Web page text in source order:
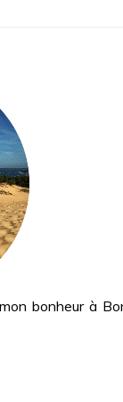
bonheur à